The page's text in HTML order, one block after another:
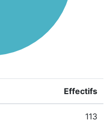
Effectifs
113